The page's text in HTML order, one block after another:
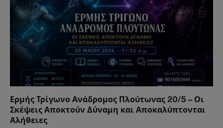
Ερμής Τρίγωνο Ανάδρομος Πλούτωνας 20/5 – Οι
Σκέψεις Αποκτούν Δύναμη και Αποκαλύπτονται
Αλήθειες